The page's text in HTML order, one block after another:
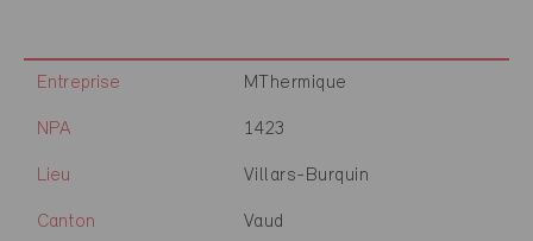
Entreprise MThermique
NPA 1423
Lieu Villars-Burquin
Canton Vaud